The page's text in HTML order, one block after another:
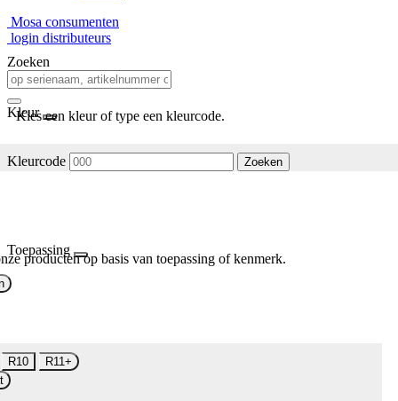
Mosa consumenten
login distributeurs
Zoeken
Kleur
Kies een kleur of type een kleurcode.
Kleurcode Zoeken
Toepassing
producten op basis van toepassing of kenmerk.
R10
R11+